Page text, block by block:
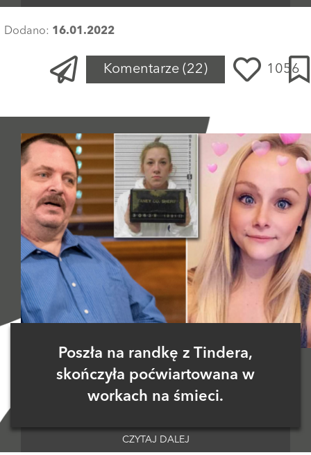
Dodano: 16.01.2022
Komentarze (22) 1056
Poszła na randkę z Tindera,
skończyła poćwiartowana w
workach na śmieci.
CZYTAJ DALEJ